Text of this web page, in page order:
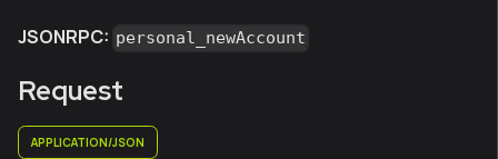
JSONRPC: personal_newAccount
Request
APPLICATION/JSON